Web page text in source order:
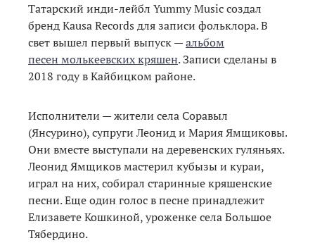
Татарский инди-лейбл Yummy Music создал
бренд Kausa Records для записи фольклора. В
свет вышел первый выпуск —альбом
песен молькеевских кряшен. Записи сделаны в
2018 году в Кайбицком районе.
Исполнители — жители села Соравыл
(Янсурино), супруги Леонид и Мария Ямщиковы.
Они вместе выступали на деревенских гуляньях.
Леонид Ямщиков мастерил кубызы и кураи,
играл на них, собирал старинные кряшенские
песни. Еще один голос в песне принадлежит
Елизавете Кошкиной, уроженке села Большое
Тябердино.